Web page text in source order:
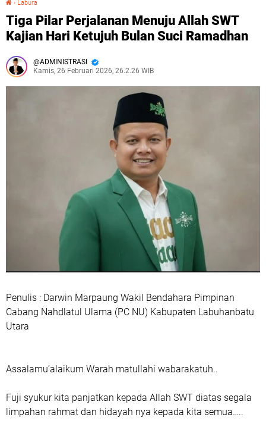
› Labura
Tiga Pilar Perjalanan Menuju Allah SWT
Kajian Hari Ketujuh Bulan Suci Ramadhan
ADMINISTRASI
Kamis, 26 Februari 2026, 26.2.26 WIB
Penulis : Darwin Marpaung Wakil Bendahara Pimpinan
Cabang Nahdlatul Ulama (PC NU) Kabupaten Labuhanbatu
Utara
Assalamu’alaikum Warah matullahi wabarakatuh..
‎Fuji syukur kita panjatkan kepada Allah SWT diatas segala
limpahan rahmat dan hidayah nya kepada kita semua…..